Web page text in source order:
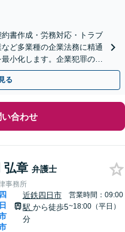
書作成・労務対応・トラブ
ど多業種の企業法務に精通
小化します。企業犯罪のご
OK】
る
合わせ
弘章 弁護士
事務所
四
日
近鉄四日市
駅 から徒歩5
分
営業時間：09:00
~18:00（平日）